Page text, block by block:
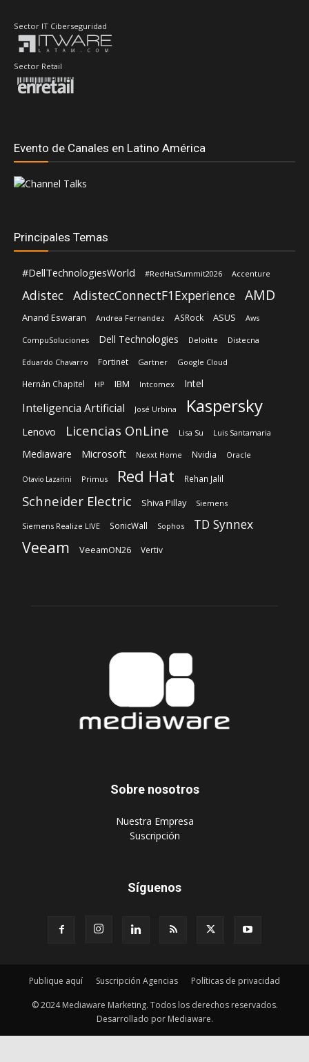
Sector IT Ciberseguridad
Sector Retail
Evento de Canales en Latino América
Principales Temas
#DellTechnologiesWorld #RedHatSummit2026 Accenture
Adistec AdistecConnectF1Experience AMD
Anand Eswaran Andrea Fernandez ASRock ASUS Aws
CompuSoluciones Dell Technologies Deloitte Distecna
Eduardo Chavarro Fortinet Gartner Google Cloud
Hernán Chapitel HP IBM Intcomex Intel
Inteligencia Artificial José Urbina Kaspersky
Lenovo Licencias OnLine Lisa Su Luis Santamaria
Mediaware Microsoft Nexxt Home Nvidia Oracle
Otavio Lazarini Primus Red Hat Rehan Jalil
Schneider Electric Shiva Pillay Siemens
Siemens Realize LIVE SonicWall Sophos TD Synnex
Veeam VeeamON26 Vertiv
Sobre nosotros
‎Nuestra Empresa
‎Suscripción
Síguenos
Publique aquí Suscripción Agencias Políticas de privacidad
© 2024 Mediaware Marketing. Todos los derechos reservados.
Desarrollado por Mediaware.